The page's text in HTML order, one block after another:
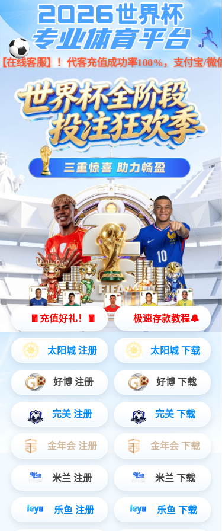
新
公
人
京东 小程序 天猫
产品中心
智能/科技/创新
产品中心
智能机器人 智能办公 智能穿戴 智能教育
智能出行 智能家居 智能健康 创意配件
会议麦克风音箱 蓝牙机械键盘